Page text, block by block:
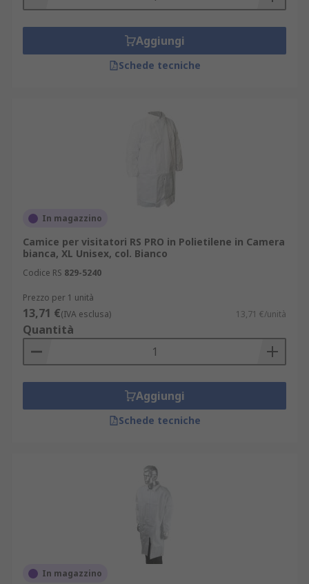
Aggiungi
Schede tecniche
In magazzino
Camice per visitatori RS PRO in Polietilene in Camera
bianca, XL Unisex, col. Bianco
Codice RS 829-5240
Prezzo per 1 unità
13,71 €(IVA esclusa) 13,71 €/unità
Quantità
Aggiungi
Schede tecniche
In magazzino